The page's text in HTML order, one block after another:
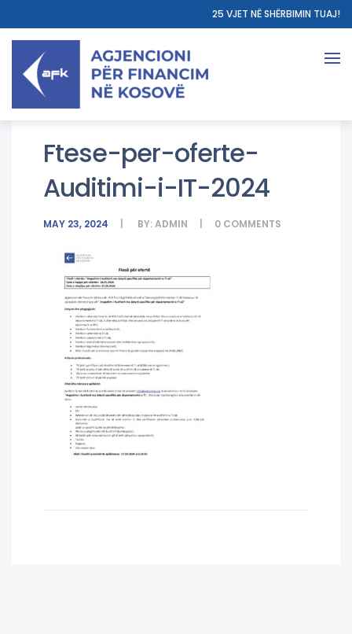
25 VJET NË SHËRBIMIN TUAJ!
Ftese-per-oferte-
Auditimi-i-IT-2024
MAY 23, 2024 BY:ADMIN 0 COMMENTS